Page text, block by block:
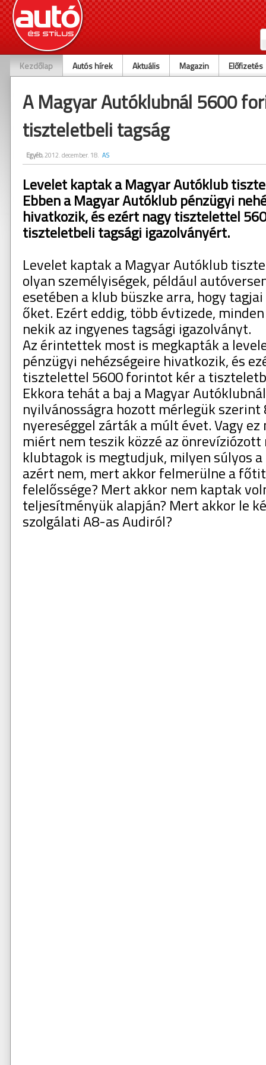
Kezdőlap Autós hírek Aktuális Magazin Előfizetés
A Magyar Autóklubnál 5600
tiszteletbeli tagság
Egyéb, 2012. december. 18. AS
Levelet kaptak a Magyar Autóklub
Ebben a Magyar Autóklub pénzügyi
hivatkozik, és ezért nagy tisztelettel
tiszteletbeli tagsági igazolványért.
Levelet kaptak a Magyar Autóklub
olyan személyiségek, például
esetében a klub büszke arra, hogy
őket. Ezért eddig, több évtizede,
nekik az ingyenes tagsági igazolványt.
Az érintettek most is megkapták a
pénzügyi nehézségeire hivatkozik, és
tisztelettel 5600 forintot kér a
Ekkora tehát a baj a Magyar
nyilvánosságra hozott mérlegük
nyereséggel zárták a múlt évet. Vagy ez
miért nem teszik közzé az
klubtagok is megtudjuk, milyen súlyos
azért nem, mert akkor felmerülne a
felelőssége? Mert akkor nem kaptak
teljesítményük alapján? Mert akkor le
szolgálati A8-as Audiról?